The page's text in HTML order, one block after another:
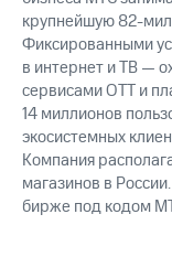
Контакты
развитие
деловая этика
На главную
крупнейшую 82-
Фиксированными
в интернет и ТВ —
сервисами OTT и
14 миллионов
экосистемных
Компания
магазинов в
бирже под кодом